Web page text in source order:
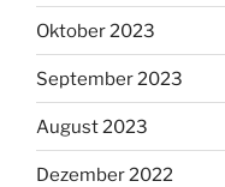
Oktober 2023
September 2023
August 2023
Dezember 2022